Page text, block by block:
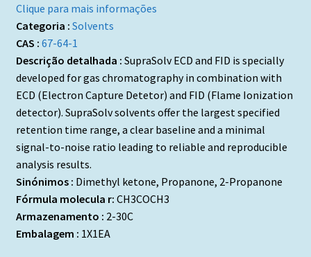
Clique para mais informações
Categoria : Solvents
CAS : 67-64-1
Descrição detalhada : SupraSolv ECD and FID is specially
developed for gas chromatography in combination with
ECD (Electron Capture Detetor) and FID (Flame Ionization
detector). SupraSolv solvents offer the largest specified
retention time range, a clear baseline and a minimal
signal-to-noise ratio leading to reliable and reproducible
analysis results.
Sinónimos : Dimethyl ketone, Propanone, 2-Propanone
Fórmula molecula r: CH3COCH3
Armazenamento : 2-30C
Embalagem : 1X1EA